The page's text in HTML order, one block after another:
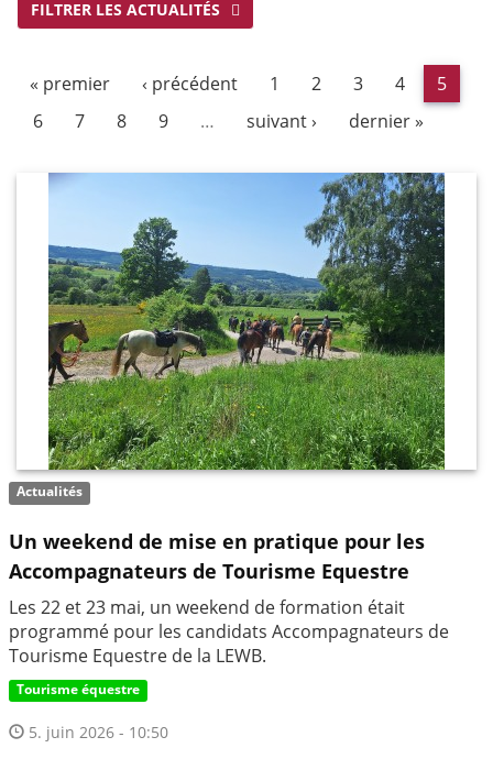
FILTRER LES ACTUALITÉS
« premier ‹ précédent 1 2 3 4
5
6
7 8 9 … suivant › dernier »
Actualités
Un weekend de mise en pratique pour les
Accompagnateurs de Tourisme Equestre
Les 22 et 23 mai, un weekend de formation était
programmé pour les candidats Accompagnateurs de
Tourisme Equestre de la LEWB.
Tourisme équestre
5. juin 2026 - 10:50